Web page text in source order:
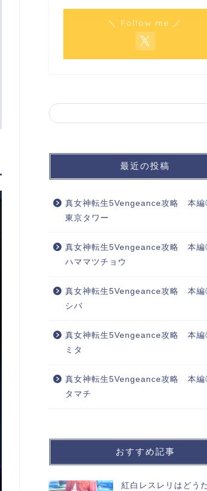
＼ Follow me ／
最近の投稿
真女神転生5Vengeance攻略 本
東京タワー
真女神転生5Vengeance攻略 本
ハママツチョウ
真女神転生5Vengeance攻略 本
シバ
真女神転生5Vengeance攻略 本
ミタ
真女神転生5Vengeance攻略 本
タマチ
おすすめ記事
紅白レスレリはどう